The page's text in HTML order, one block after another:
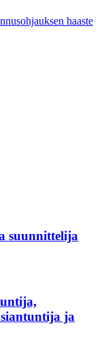
haaste
suunnittelija
ja